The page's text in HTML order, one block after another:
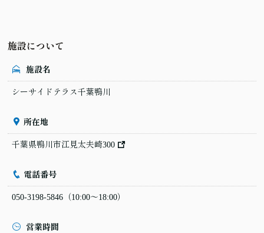
施設について
施設名
シーサイドテラス千葉鴨川
所在地
千葉県鴨川市江見太夫崎300
電話番号
050-3198-5846 （10:00〜18:00）
営業時間